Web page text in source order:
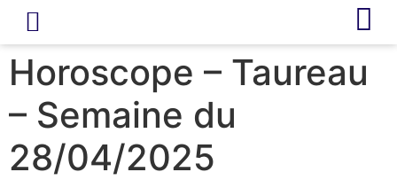
Horoscope – Taureau
– Semaine du
28/04/2025